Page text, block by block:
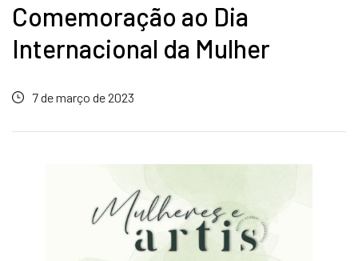
Comemoração ao Dia
Internacional da Mulher
7 de março de 2023